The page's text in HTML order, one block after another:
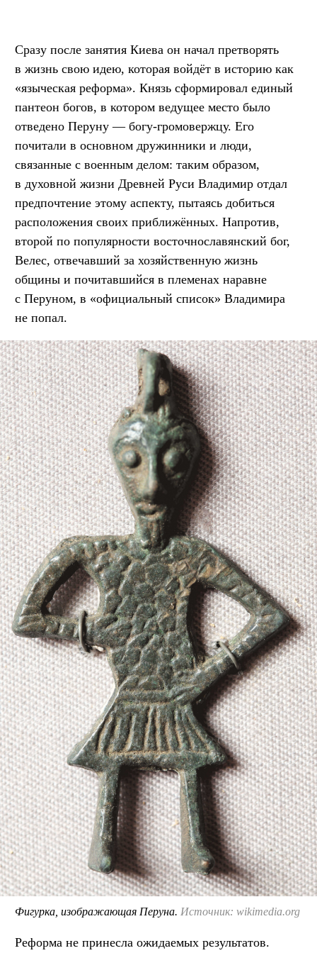
Сразу после занятия Киева он начал претворять
в жизнь свою идею, которая войдёт в историю как
«языческая реформа». Князь сформировал единый
пантеон богов, в котором ведущее место было
отведено Перуну — богу-громовержцу. Его
почитали в основном дружинники и люди,
связанные с военным делом: таким образом,
в духовной жизни Древней Руси Владимир отдал
предпочтение этому аспекту, пытаясь добиться
расположения своих приближённых. Напротив,
второй по популярности восточнославянский бог,
Велес, отвечавший за хозяйственную жизнь
общины и почитавшийся в племенах наравне
с Перуном, в «официальный список» Владимира
не попал.
Фигурка, изображающая Перуна. Источник: wikimedia.org
Реформа не принесла ожидаемых результатов.